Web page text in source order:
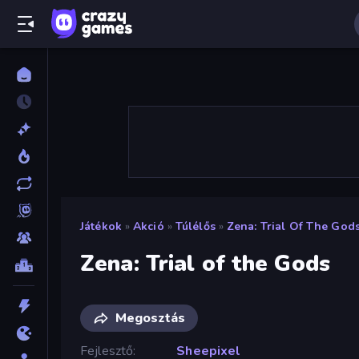
Játékok » Akció » Túlélős » Zena: Trial Of The
Zena: Trial of the Gods
Megosztás
Fejlesztő
Sheepixel